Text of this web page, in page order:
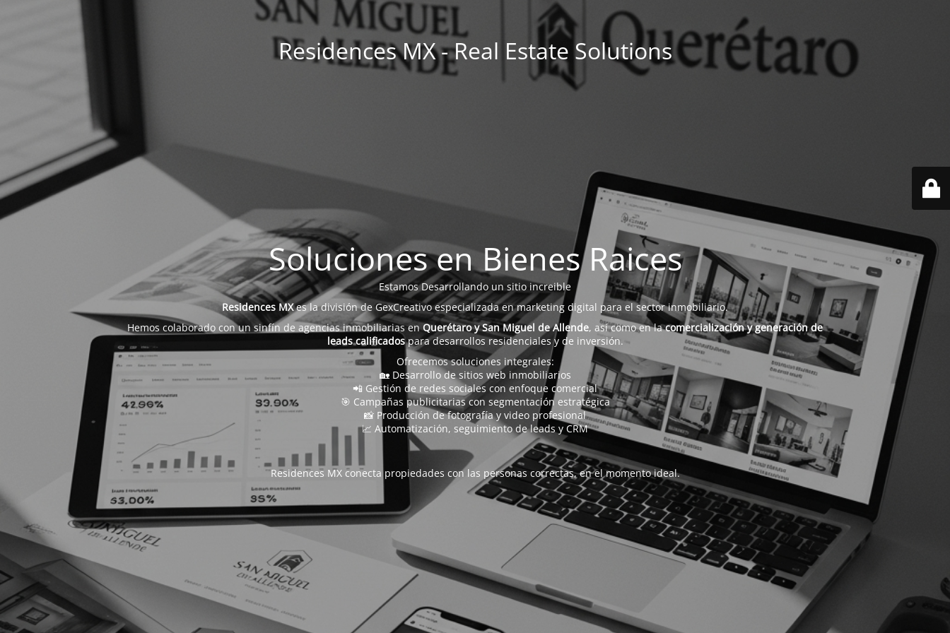
Residences MX - Real Estate Solutions
Soluciones en Bienes Raices
Estamos Desarrollando un sitio increible
Residences MXes la división de GexCreativo especializada en marketing digital para el sector inmobiliario.
Hemos colaborado con un sinfín de agencias inmobiliarias enQuerétaro y San Miguel de Allende, así como en lacomercialización y generación de
leads calificadospara desarrollos residenciales y de inversión.
Ofrecemos soluciones integrales:
🏡 Desarrollo de sitios web inmobiliarios
📲 Gestión de redes sociales con enfoque comercial
🎯 Campañas publicitarias con segmentación estratégica
📸 Producción de fotografía y video profesional
📈 Automatización, seguimiento de leads y CRM
Residences MX conecta propiedades con las personas correctas, en el momento ideal.